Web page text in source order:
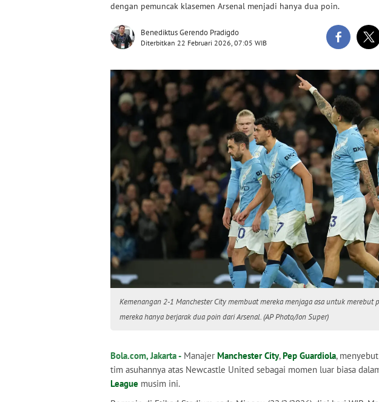
dengan pemuncak klasemen Arsenal menjadi hanya dua poin.
Benediktus Gerendo Pradigdo
Diterbitkan 22 Februari 2026, 07:05 WIB
Kemenangan 2-1 Manchester City membuat mereka menjaga asa untuk merebut
mereka hanya berjarak dua poin dari Arsenal. (AP Photo/Jon Super)
Bola.com, Jakarta - Manajer Manchester City,Pep Guardiola,
tim asuhannya atas Newcastle United sebagai momen luar biasa
League musim ini.